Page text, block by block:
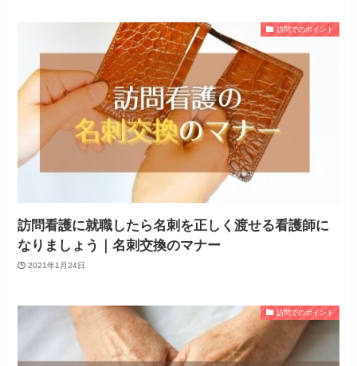
訪問でのポイント
訪問看護に就職したら名刺を正しく渡せる看護師に
なりましょう｜名刺交換のマナー
2021年1月24日
訪問でのポイント